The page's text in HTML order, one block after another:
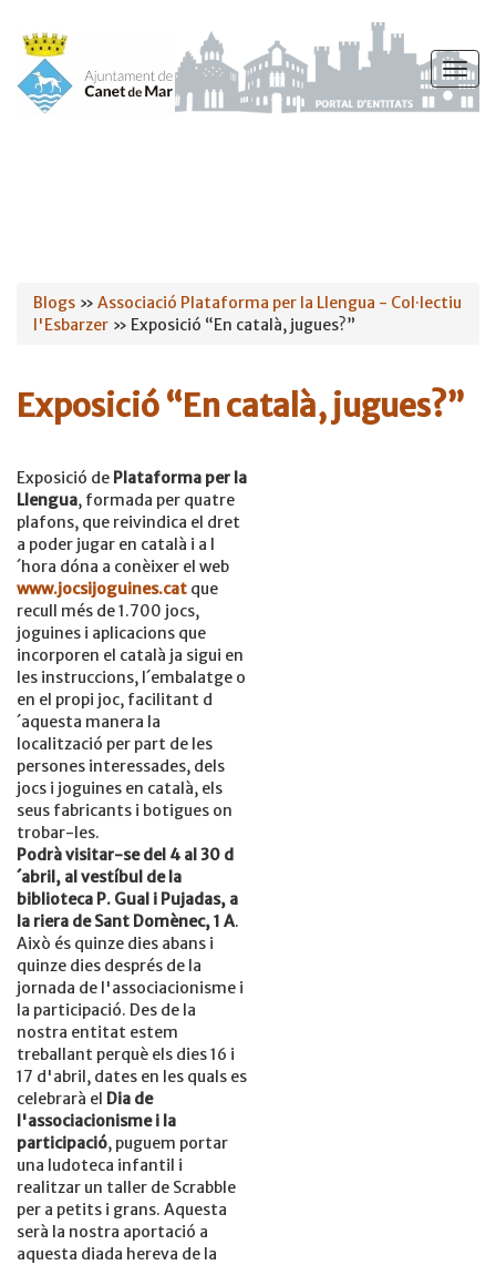
Vés
contingut
Esteu
aquí
Blogs » Associació Plataforma per la Llengua - Col·lectiu
l'Esbarzer » Exposició “En català, jugues?”
Exposició “En català, jugues?”
Exposició de Plataforma per la
Llengua, formada per quatre
plafons, que reivindica el dret
a poder jugar en català i a l
´hora dóna a conèixer el web
www.jocsijoguines.cat que
recull més de 1.700 jocs,
joguines i aplicacions que
incorporen el català ja sigui en
les instruccions, l´embalatge o
en el propi joc, facilitant d
´aquesta manera la
localització per part de les
persones interessades, dels
jocs i joguines en català, els
seus fabricants i botigues on
trobar-les.
Podrà visitar-se del 4 al 30 d
´abril, al vestíbul de la
biblioteca P. Gual i Pujadas, a
la riera de Sant Domènec, 1 A.
Això és quinze dies abans i
quinze dies després de la
jornada de l'associacionisme i
la participació. Des de la
nostra entitat estem
treballant perquè els dies 16 i
17 d'abril, dates en les quals es
celebrarà el Dia de
l'associacionisme i la
participació, puguem portar
una ludoteca infantil i
realitzar un taller de Scrabble
per a petits i grans. Aquesta
serà la nostra aportació a
aquesta diada hereva de la